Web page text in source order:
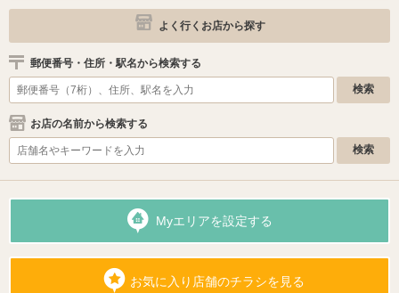
よく行くお店から探す
郵便番号・住所・駅名から検索する
お店の名前から検索する
Myエリアを設定する
お気に入り店舗のチラシを見る